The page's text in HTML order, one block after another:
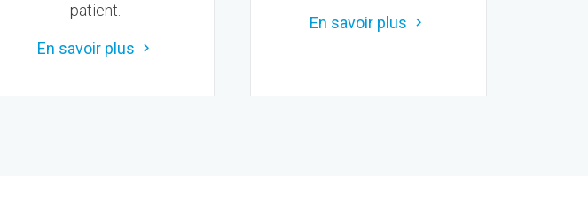
patient.
En savoir plus
En savoir plus